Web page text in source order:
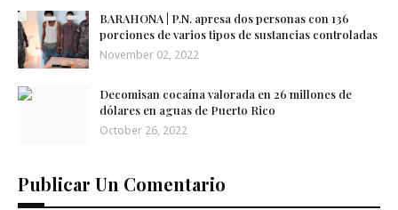
BARAHONA | P.N. apresa dos personas con 136
porciones de varios tipos de sustancias controladas
November 02, 2022
Decomisan cocaína valorada en 26 millones de
dólares en aguas de Puerto Rico
October 26, 2022
Publicar Un Comentario